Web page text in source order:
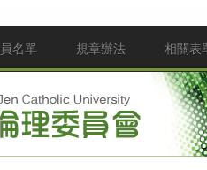
名單 規章辦法 相關表